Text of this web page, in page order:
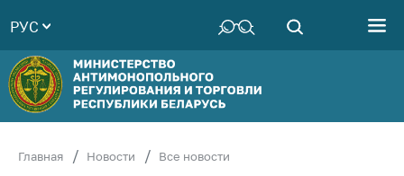
Руководство
Структура
Министерства
Территориальные
РУС
Главная Новости
Все новости